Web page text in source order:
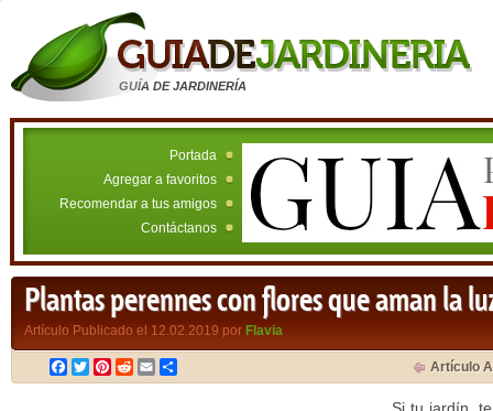
GUÍA DE JARDINERÍA
Portada
Agregar a favoritos
Recomendar a tus amigos
Contáctanos
Plantas perennes con flores que aman la
Artículo Publicado el 12.02.2019 por Flavia
Facebook
TwitterPinterest
RedditEmail Artículo